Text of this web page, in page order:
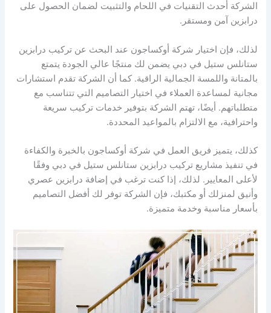
الشركة أحدث التقنيات في اللحام والتثبيت لضمان الحصول على
درابزين آمن ومستقر.
لذلك، فإن اختيار شركة أوكساجون عند البحث عن تركيب درابزين
ستانلس ستيل في دبي يضمن لك منتجًا عالي الجودة يتمتع
بالمتانة واللمسة الجمالية الراقية. كما أن الشركة تقدم استشارات
مجانية لمساعدة العملاء في اختيار التصاميم التي تتناسب مع
متطلباتهم. أيضًا، تهتم الشركة بتوفير خدمات تركيب سريعة
واحترافية، مع الالتزام بالمواعيد المحددة.
كذلك، يتميز فريق العمل في شركة أوكساجون بالخبرة والكفاءة
في تنفيذ مشاريع تركيب درابزين ستانلس ستيل في دبي وفقًا
لأعلى المعايير. لذلك، إذا كنت ترغب في إضافة درابزين عصري
وأنيق لمنزلك أو مكتبك، فإن الشركة توفر لك أفضل التصاميم
بأسعار مناسبة وخدمة متميزة.